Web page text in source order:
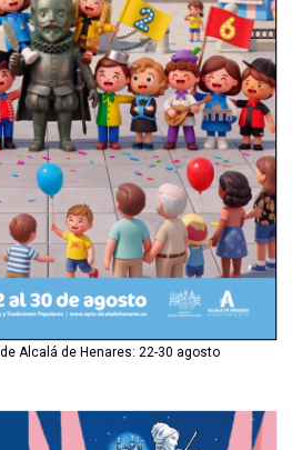
Alcalá de Henares: 22-30 agosto